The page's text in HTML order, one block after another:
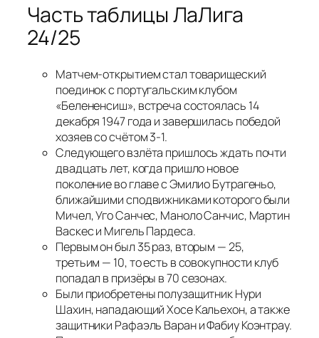
Часть таблицы ЛаЛига
24/25
Матчем-открытием стал товарищеский
поединок с португальским клубом
«Белененсиш», встреча состоялась 14
декабря 1947 года и завершилась победой
хозяев со счётом 3-1.
Следующего взлёта пришлось ждать почти
двадцать лет, когда пришло новое
поколение во главе с Эмилио Бутрагеньо,
ближайшими сподвижниками которого были
Мичел, Уго Санчес, Маноло Санчис, Мартин
Васкес и Мигель Пардеса.
Первым он был 35 раз, вторым — 25,
третьим — 10, то есть в совокупности клуб
попадал в призёры в 70 сезонах.
Были приобретены полузащитник Нури
Шахин, нападающий Хосе Кальехон, а также
защитники Рафаэль Варан и Фабиу Коэнтрау.